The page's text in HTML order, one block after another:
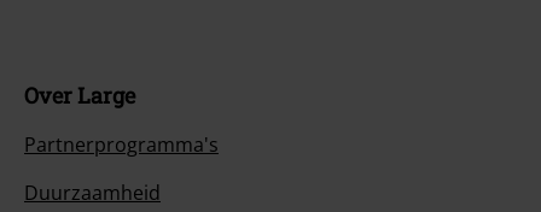
Over Large
Partnerprogramma's
Duurzaamheid